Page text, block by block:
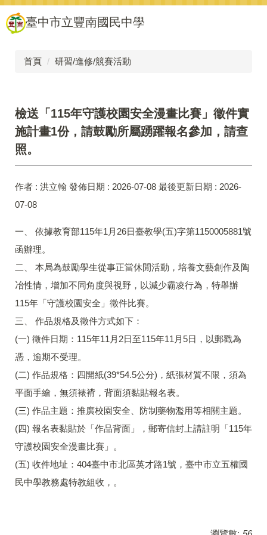
跳
到
主
臺中市立豐南國民中學
首頁 研習/進修/競賽活動
檢送「115年守護校園安全漫畫比賽」徵件實
施計畫1份，請鼓勵所屬踴躍報名參加，請查
照。
作者 : 洪立翰 發佈日期 : 2026-07-08 最後更新日期 : 2026-
07-08
一、 依據教育部115年1月26日臺教學(五)字第1150005881號
函辦理。
二、 本局為鼓勵學生從事正當休閒活動，培養文藝創作及陶
冶性情，增加不同角度與視野，以減少霸凌行為，特舉辦
115年「守護校園安全」徵件比賽。
三、 作品規格及徵件方式如下：
(一) 徵件日期：115年11月2日至115年11月5日，以郵戳為
憑，逾期不受理。
(二) 作品規格：四開紙(39*54.5公分)，紙張材質不限，須為
平面手繪，無須裱褙，背面須黏貼報名表。
(三) 作品主題：推廣校園安全、防制藥物濫用等相關主題。
(四) 報名表黏貼於「作品背面」，郵寄信封上請註明「115年
守護校園安全漫畫比賽」。
(五) 收件地址：404臺中市北區英才路1號，臺中市立五權國
民中學教務處特教組收，。